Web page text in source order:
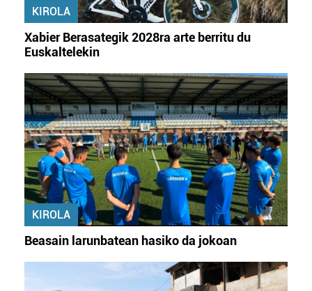
KIROLA
Xabier Berasategik 2028ra arte berritu du
Euskaltelekin
KIROLA
Beasain larunbatean hasiko da jokoan